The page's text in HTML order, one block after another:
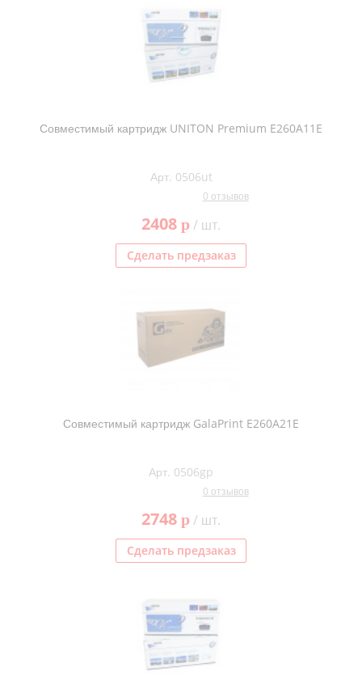
Совместимый картридж UNITON Premium E260A11E
Арт. 0506ut
0 отзывов
2408 p/ шт.
Сделать предзаказ
Совместимый картридж GalaPrint E260A21E
Арт. 0506gp
0 отзывов
2748 p/ шт.
Сделать предзаказ